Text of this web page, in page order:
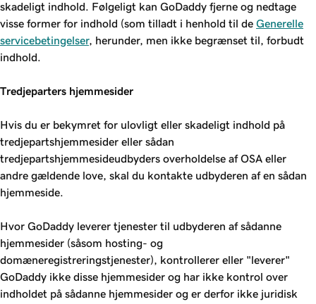
skadeligt indhold. Følgeligt kan GoDaddy fjerne og nedtage
visse former for indhold (som tilladt i henhold til de Generelle
servicebetingelser, herunder, men ikke begrænset til, forbudt
indhold.
Tredjeparters hjemmesider
Hvis du er bekymret for ulovligt eller skadeligt indhold på
tredjepartshjemmesider eller sådan
tredjepartshjemmesideudbyders overholdelse af OSA eller
andre gældende love, skal du kontakte udbyderen af en sådan
hjemmeside.
Hvor GoDaddy leverer tjenester til udbyderen af sådanne
hjemmesider (såsom hosting- og
domæneregistreringstjenester), kontrollerer eller "leverer"
GoDaddy ikke disse hjemmesider og har ikke kontrol over
indholdet på sådanne hjemmesider og er derfor ikke juridisk